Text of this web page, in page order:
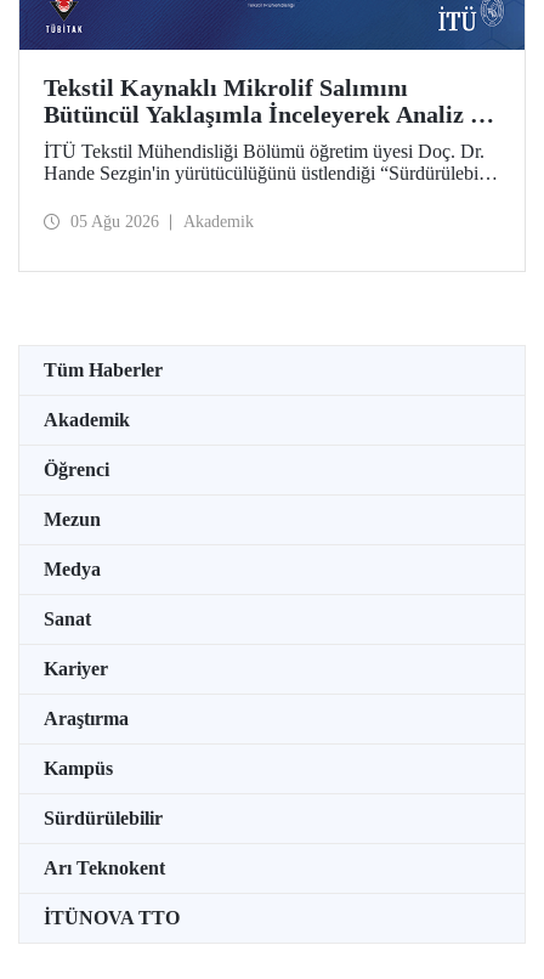
Tekstil Kaynaklı Mikrolif Salımını
Bütüncül Yaklaşımla İnceleyerek Analiz ve
Azaltım Stratejileri Geliştirecek Projeye
TÜBİTAK Desteği
İTÜ Tekstil Mühendisliği Bölümü öğretim üyesi Doç. Dr.
Hande Sezgin'in yürütücülüğünü üstlendiği “Sürdürülebilir
Koşullarına Bağlı Mikrolif Salımı: Aşınma, UV Maruziyeti
05 Ağu 2026 Akademik
Tüm Haberler
Akademik
Öğrenci
Mezun
Medya
Sanat
Kariyer
Araştırma
Kampüs
Sürdürülebilir
Arı Teknokent
İTÜNOVA TTO